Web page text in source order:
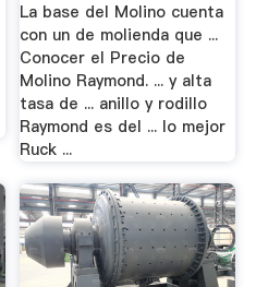
La base del Molino cuenta
con un de molienda que ...
Conocer el Precio de
Molino Raymond. ... y alta
tasa de ... anillo y rodillo
Raymond es del ... lo mejor
Ruck ...